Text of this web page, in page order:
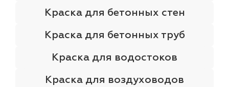
Краска для бетонных стен
Краска для бетонных труб
Краска для водостоков
Краска для воздуховодов